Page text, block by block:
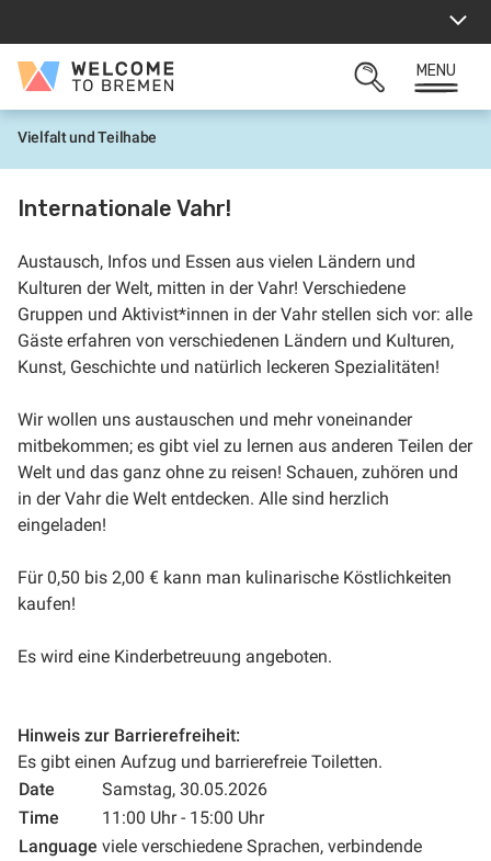
content
Welcome
Bremen
OPEN
MENU
H
e
Vielfalt und Teilhabe
Internationale Vahr!
Austausch, Infos und Essen aus vielen Ländern und
Kulturen der Welt, mitten in der Vahr! Verschiedene
Gruppen und Aktivist*innen in der Vahr stellen sich vor: alle
Gäste erfahren von verschiedenen Ländern und Kulturen,
Kunst, Geschichte und natürlich leckeren Spezialitäten!
Wir wollen uns austauschen und mehr voneinander
mitbekommen; es gibt viel zu lernen aus anderen Teilen der
Welt und das ganz ohne zu reisen! Schauen, zuhören und
in der Vahr die Welt entdecken. Alle sind herzlich
eingeladen!
Für 0,50 bis 2,00 € kann man kulinarische Köstlichkeiten
kaufen!
Es wird eine Kinderbetreuung angeboten.
Hinweis zur Barrierefreiheit:
Es gibt einen Aufzug und barrierefreie Toiletten.
Date
Samstag, 30.05.2026
Time
11:00 Uhr - 15:00 Uhr
Language viele verschiedene Sprachen, verbindende